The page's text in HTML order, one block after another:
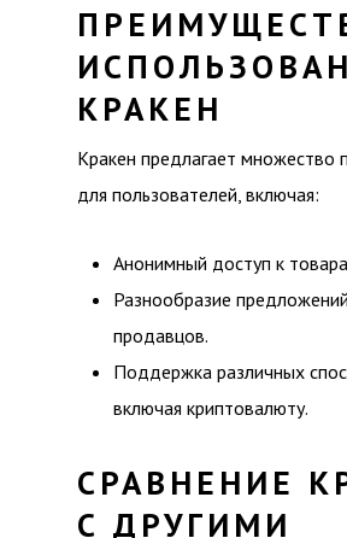
КРАКЕН
Кракен предлагает множество
для пользователей, включая:
Анонимный доступ к
Разнообразие
продавцов.
Поддержка различных
включая криптовалюту.
СРАВНЕНИЕ
С ДРУГИМИ